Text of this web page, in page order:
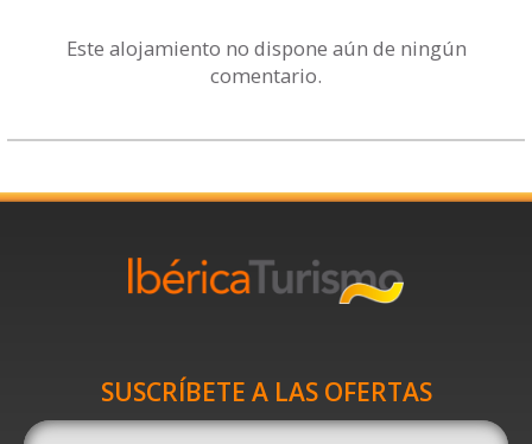
Este alojamiento no dispone aún de ningún
comentario.
SUSCRÍBETE A LAS OFERTAS